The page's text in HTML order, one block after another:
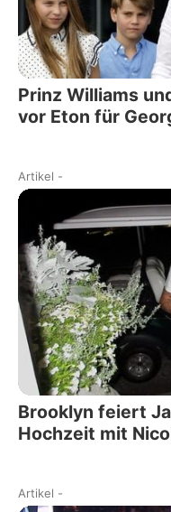
Prinz Williams
vor Eton für
Artikel -
Brooklyn feiert
Hochzeit mit
Artikel -